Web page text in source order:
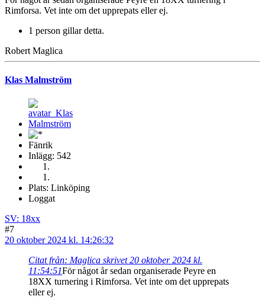
Rimforsa. Vet inte om det upprepats eller ej.
1 person gillar detta.
Robert Maglica
Klas Malmström
Fänrik
Inlägg: 542
Plats: Linköping
Loggat
SV: 18xx
#7
20 oktober 2024 kl. 14:26:32
Citat från: Maglica skrivet 20 oktober 2024 kl.
11:54:51För något år sedan organiserade Peyre en
18XX turnering i Rimforsa. Vet inte om det upprepats
eller ej.